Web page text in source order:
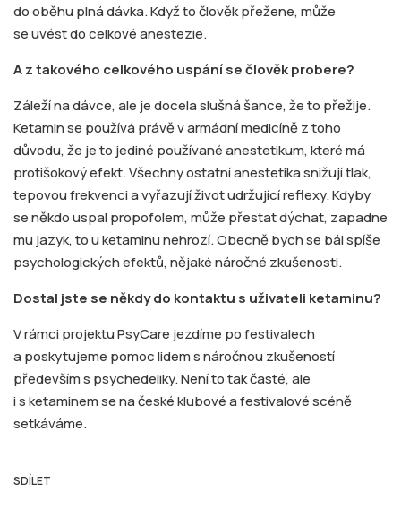
do oběhu plná dávka. Když to člověk přežene, může
se uvést do celkové anestezie.
A z takového celkového uspání se člověk probere?
Záleží na dávce, ale je docela slušná šance, že to přežije.
Ketamin se používá právě v armádní medicíně z toho
důvodu, že je to jediné používané anestetikum, které má
protišokový efekt. Všechny ostatní anestetika snižují tlak,
tepovou frekvenci a vyřazují život udržující reflexy. Kdyby
se někdo uspal propofolem, může přestat dýchat, zapadne
mu jazyk, to u ketaminu nehrozí. Obecně bych se bál spíše
psychologických efektů, nějaké náročné zkušenosti.
Dostal jste se někdy do kontaktu s uživateli ketaminu?
V rámci projektu PsyCare jezdíme po festivalech
a poskytujeme pomoc lidem s náročnou zkušeností
především s psychedeliky. Není to tak časté, ale
i s ketaminem se na české klubové a festivalové scéně
setkáváme.
SDÍLET